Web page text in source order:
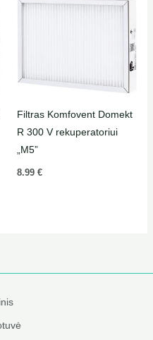
Filtras Komfovent Domekt
R 300 V rekuperatoriui
„M5”
8.99 €